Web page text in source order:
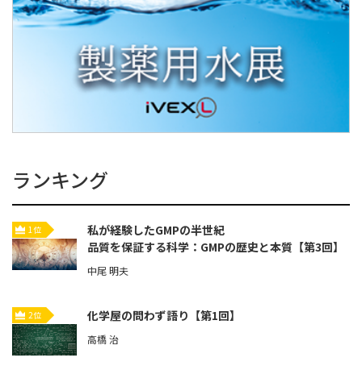
ランキング
1位
私が経験したGMPの半世紀
品質を保証する科学：GMPの歴史と本質【第3回】
中尾 明夫
2位 化学屋の問わず語り【第1回】
高橋 治